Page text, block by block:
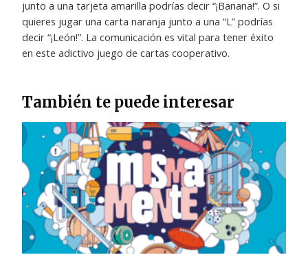
junto a una tarjeta amarilla podrías decir “¡Banana!”. O si
quieres jugar una carta naranja junto a una “L” podrías
decir “¡León!”. La comunicación es vital para tener éxito
en este adictivo juego de cartas cooperativo.
También te puede interesar